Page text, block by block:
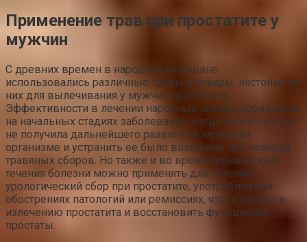
Применение трав при простатите у
мужчин
С древних времен в народной медицине
использовались различные травы и отвары, настойки из
них для вылечивания у мужчин простатита.
Эффективности в лечении народные лекари добивались
на начальных стадиях заболевания, когда патология еще
не получила дальнейшего развития в мужском
организме и устранить ее было возможно при помощи
травяных сборов. Но также и во время хронического
течения болезни можно применять для лечения
урологический сбор при простатите, употребляя при
обострениях патологий или ремиссиях, что приведет к
излечению простатита и восстановить функционал
простаты.